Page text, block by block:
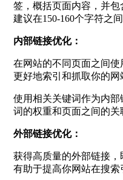
签，概括页面内容，并
建议在150-160个字符之间
内部链接优化：
在网站的不同页面之间
更好地索引和抓取你的网
使用相关关键词作为内
词的权重和页面之间的关
外部链接优化：
获得高质量的外部链接
有助于提高你网站在搜索